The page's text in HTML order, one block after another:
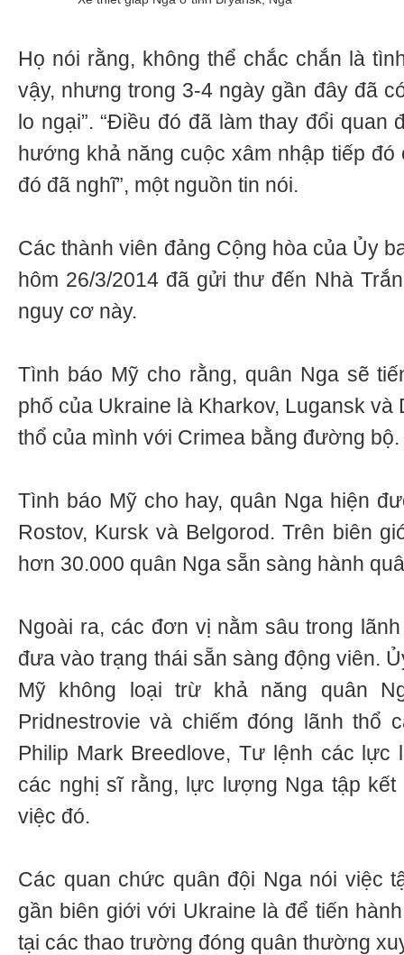
Họ nói rằng, không thể chắc chắn là
vậy, nhưng trong 3-4 ngày gần đây đã
lo ngại”. “Điều đó đã làm thay đổi quan
hướng khả năng cuộc xâm nhập tiếp
đó đã nghĩ”, một nguồn tin nói.
Các thành viên đảng Cộng hòa của Ủy
hôm 26/3/2014 đã gửi thư đến Nhà
nguy cơ này.
Tình báo Mỹ cho rằng, quân Nga sẽ
phố của Ukraine là Kharkov, Lugansk và
thổ của mình với Crimea bằng đường bộ.
Tình báo Mỹ cho hay, quân Nga hiện
Rostov, Kursk và Belgorod. Trên biên
hơn 30.000 quân Nga sẵn sàng hành
Ngoài ra, các đơn vị nằm sâu trong
đưa vào trạng thái sẵn sàng động viên.
Mỹ không loại trừ khả năng quân
Pridnestrovie và chiếm đóng lãnh thổ
Philip Mark Breedlove, Tư lệnh các lực
các nghị sĩ rằng, lực lượng Nga tập
việc đó.
Các quan chức quân đội Nga nói việc
gần biên giới với Ukraine là để tiến
tại các thao trường đóng quân thường